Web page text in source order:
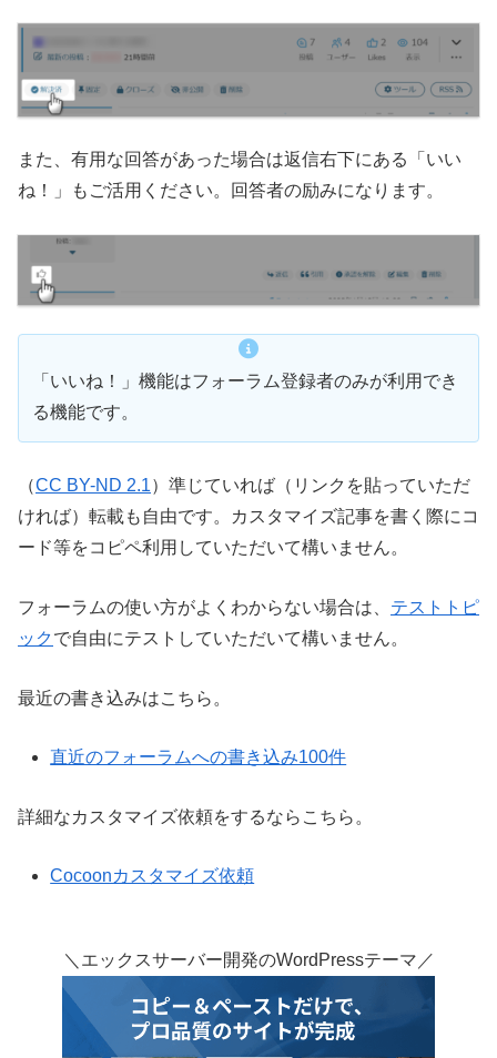
また、有用な回答があった場合は返信右下にある「いい
ね！」もご活用ください。回答者の励みになります。
「いいね！」機能はフォーラム登録者のみが利用でき
る機能です。
（CC BY-ND 2.1）準じていれば（リンクを貼っていただ
ければ）転載も自由です。カスタマイズ記事を書く際にコ
ード等をコピペ利用していただいて構いません。
フォーラムの使い方がよくわからない場合は、 テストトピ
ックで自由にテストしていただいて構いません。
最近の書き込みはこちら。
直近のフォーラムへの書き込み100件
詳細なカスタマイズ依頼をするならこちら。
Cocoonカスタマイズ依頼
＼エックスサーバー開発のWordPressテーマ／